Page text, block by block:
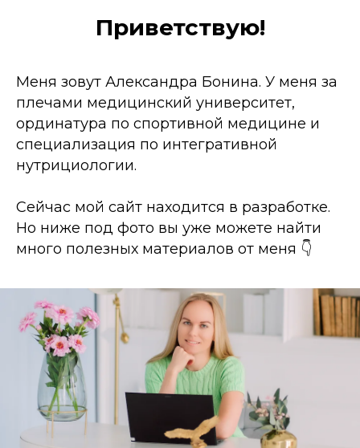
Приветствую!
Меня зовут Александра Бонина. У меня за
плечами медицинский университет,
ординатура по спортивной медицине и
специализация по интегративной
нутрициологии.
Сейчас мой сайт находится в разработке.
Но ниже под фото вы уже можете найти
много полезных материалов от меня 👇